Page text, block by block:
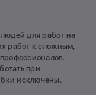
для работ на
работ к сложным,
при
исключены.